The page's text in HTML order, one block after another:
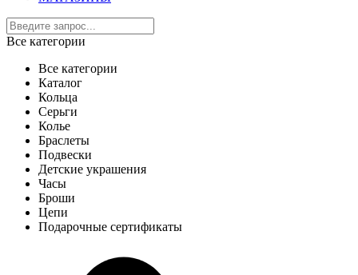
Все категории
Все категории
Каталог
Кольца
Серьги
Колье
Браслеты
Подвески
Детские украшения
Часы
Броши
Цепи
Подарочные сертификаты